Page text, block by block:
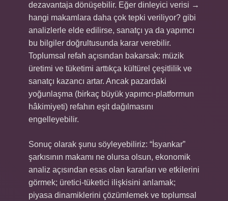
dezavantaja dönüşebilir. Eğer dinleyici verisi →
hangi makamlara daha çok tepki veriliyor? gibi
analizlerle elde edilirse, sanatçı ya da yapımcı
bu bilgiler doğrultusunda karar verebilir.
Toplumsal refah açısından bakarsak: müzik
üretimi ve tüketimi arttıkça kültürel çeşitlilik ve
sanatçı kazancı artar. Ancak pazardaki
yoğunlaşma (birkaç büyük yapımcı‑platformun
hâkimiyeti) refahın eşit dağılmasını
engelleyebilir.
Sonuç olarak şunu söyleyebiliriz: “İsyankar”
şarkısının makamı ne olursa olsun, ekonomik
analiz açısından esas olan kararları ve etkilerini
görmek; üretici‑tüketici ilişkisini anlamak;
piyasa dinamiklerini çözümlemek ve toplumsal